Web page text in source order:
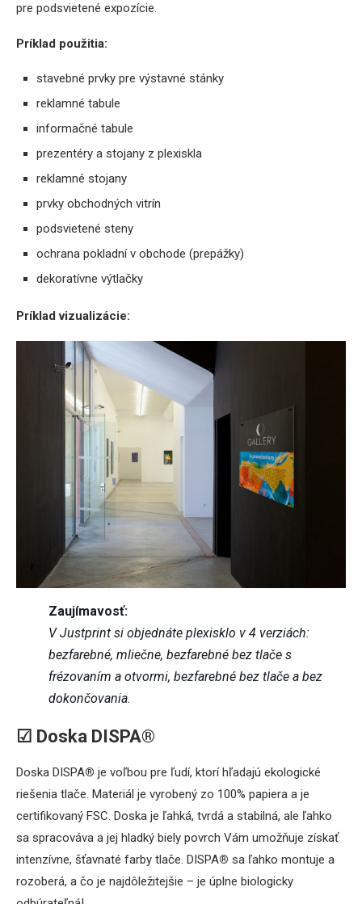
pre podsvietené expozície.
Príklad použitia:
stavebné prvky pre výstavné stánky
reklamné tabule
informačné tabule
prezentéry a stojany z plexiskla
reklamné stojany
prvky obchodných vitrín
podsvietené steny
ochrana pokladní v obchode (prepážky)
dekoratívne výtlačky
Príklad vizualizácie:
Zaujímavosť:
V Justprint si objednáte plexisklo v 4 verziách:
bezfarebné, mliečne, bezfarebné bez tlače s
frézovaním a otvormi, bezfarebné bez tlače a bez
dokončovania.
☑ Doska DISPA®
Doska DISPA® je voľbou pre ľudí, ktorí hľadajú ekologické
riešenia tlače. Materiál je vyrobený zo 100% papiera a je
certifikovaný FSC. Doska je ľahká, tvrdá a stabilná, ale ľahko
sa spracováva a jej hladký biely povrch Vám umožňuje získať
intenzívne, šťavnaté farby tlače. DISPA® sa ľahko montuje a
rozoberá, a čo je najdôležitejšie – je úplne biologicky